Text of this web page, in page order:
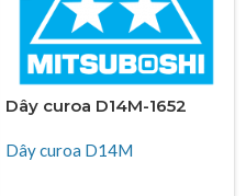
Dây curoa D14M-1652
Dây curoa D14M